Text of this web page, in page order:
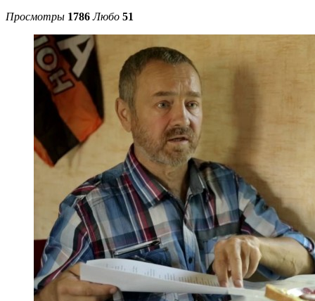
Просмотры 1786 Любо 51